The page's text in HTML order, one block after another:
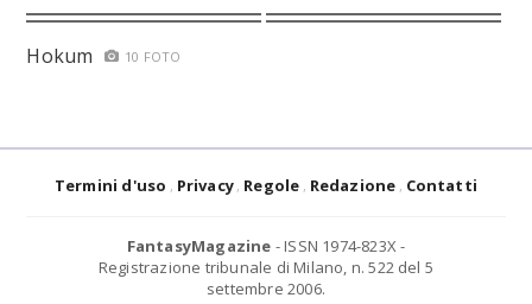
Hokum 10 FOTO
Termini d'uso Privacy Regole Redazione Contatti
FantasyMagazine - ISSN 1974-823X -
Registrazione tribunale di Milano, n. 522 del 5
settembre 2006.